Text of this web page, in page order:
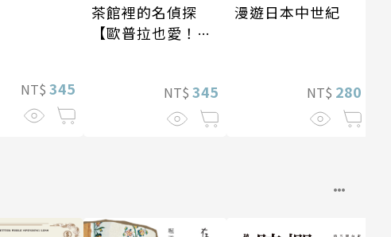
NT$ 345
茶館裡的名偵探
【歐普拉也愛！引
裡的嫌疑人》續
NT$ 345
漫遊日本中世紀
NT$ 280